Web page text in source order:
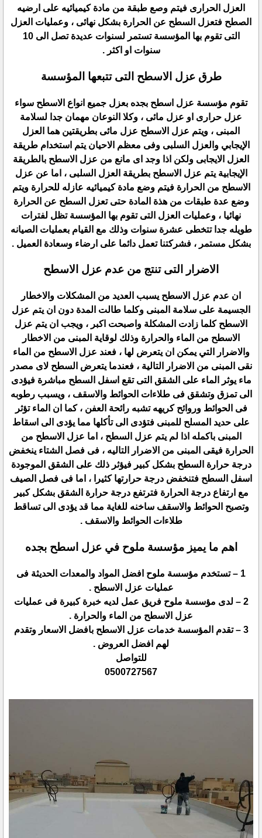
العزل الحرارى فيتم وصع طبقة من مادة كيميائيه على ارضيه
الصطح فتعزل السطح عن الحرارة بشكل نهائى ، وعمليات العزل
التى تقوم بها المؤسسة تستمر لسنوات عديدة تصل الى 10
سنوات او اكثر .
طرق عزل الاسطح التى تتبعها المؤسسة
تقوم مؤسسة عزل اسطح بجده بعزل جميع انواع الاسطح سواء
عزل حرارى او عزل مائى ، وكلا النوعان مهمان جدا لسلامة
المبنى ، ويتم عزل الاسطح عزل مائى بطريقتين هما العزل
الإيجابي والعزل السلبى وفى معظم الاحيان يتم استخدام طريقة
العزل الايجابى ولكن اذا وجد اى مانع من عزل الاسطح بالطريقة
الإيجابية يتم عزل الاسطح بطريقة العزل السلبى ، اما عن عزل
الاسطح من الحرارة فيتم وضع مادة كيميائيه عازله للحرارة ويتم
وضع عدة طبقات من هذة المادة حتى تعزل السطح عن الحرارة
نهائيا ، وعمليات العزل التى تقوم بها المؤسسة تظل لفترات
طويله جدا تتخطى عشرة سنوات وذلك مع القيام بعمليات الصيانه
بشكل مستمر ، فشركتنا تعمل دائما على ارضاء وسعادة العميل .
الاضرار التى تنتج من عدم عزل الاسطح
ان عدم عزل الاسطح يسبب العديد من المشكلات والاخطار
الجسيمة على سلامة المبنى وكلما طالت المدة دون ان يتم عزل
الاسطح كلما زادت المشكلة واصبحت اكبر ، ويجب ان يتم عزل
الاسطح من الماء والحرارة وذلك لوقاية المبنى من الاخطار
والاضرار التي يمكن ان يتعرض لها ، فعند عزل الاسطح من الماء
نقى المبنى من الاضرار التالية ، فعندما يتعرض السطح لاى مصدر
ماء يوثر الماء على الشقق التى تقع اسفل السطح مباشرة فيؤدى
الى تمزق وتشقق فى طلاءات الحوائط والاسقف ، ويسبب رطوبه
فى الحوائط وروائح كريهه تشبه رائحة العفن ، كما ان الماء تؤثر
على حديد المسلح للمبنى فتؤدى الى تأكلها مما يؤدى الى اسقاط
المبنى باكمله اذا لم يتم عزل السطح ، اما عزل الاسطح من
الحرارة فيقى المبنى من الاضرار التاليه ، فى فصل الشتاء ينخفض
درجة حرارة السطح بشكل كبير فيؤثر ذلك على الشقق الموجودة
اسفل السطح فتنخفض درجة حرارتها كثيرا ، اما فى فصل الصيف
مع ارتفاع درجة الحرارة فترتفع درجة حرارة الشقق بشكل كبير
وتصبح الحوائط والاسقف ساخنه للغاية مما قد يؤدى الى تساقط
طلاءات الحوائط والاسقف .
اهم ما يميز مؤسسة ملوح في عزل اسطح بجده
1 – تستخدم مؤسسة ملوح افضل المواد والمعدات الحديثة فى
عمليات عزل الاسطح .
2 – لدى مؤسسة ملوح فريق عمل لديه خبرة كبيرة فى عمليات
عزل الاسطح من الماء والحرارة .
3 – تقدم المؤسسة خدمات عزل الاسطح بافضل الاسعار وتقدم
لهم افضل العروض .
للتواصل
0500727567